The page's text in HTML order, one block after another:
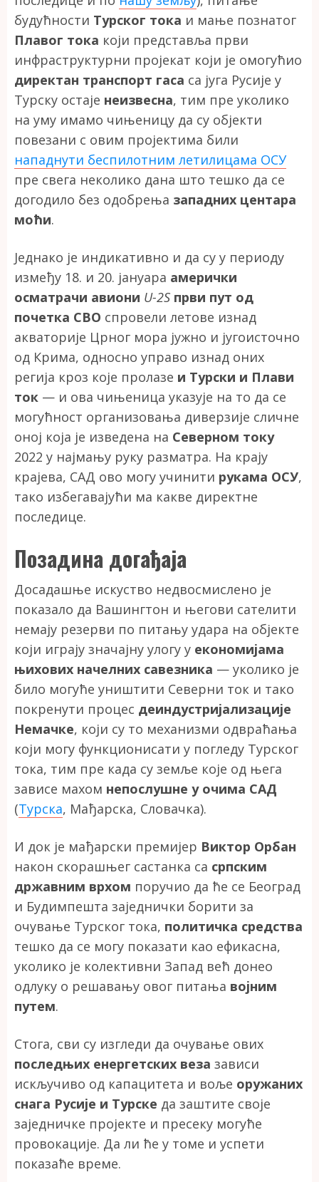
будућности Турског тока и мање познатог
Плавог тока који представља први
инфраструктурни пројекат који је омогућио
директан транспорт гаса са југа Русије у
Турску остаје неизвесна, тим пре уколико
на уму имамо чињеницу да су објекти
повезани с овим пројектима били
нападнути беспилотним летилицама ОСУ
пре свега неколико дана што тешко да се
догодило без одобрења западних центара
моћи.
Једнако је индикативно и да су у периоду
између 18. и 20. јануара амерички
осматрачи авиони U-2S први пут од
почетка СВО спровели летове изнад
акваторије Црног мора јужно и југоисточно
од Крима, односно управо изнад оних
регија кроз које пролазе и Турски и Плави
ток — и ова чињеница указује на то да се
могућност организовања диверзије сличне
оној која је изведена на Северном току
2022 у најмању руку разматра. На крају
крајева, САД ово могу учинити рукама ОСУ,
тако избегавајући ма какве директне
последице.
Позадина догађаја
Досадашње искуство недвосмислено је
показало да Вашингтон и његови сателити
немају резерви по питању удара на објекте
који играју значајну улогу у економијама
њихових начелних савезника — уколико је
било могуће уништити Северни ток и тако
покренути процес деиндустријализације
Немачке, који су то механизми одвраћања
који могу функционисати у погледу Турског
тока, тим пре када су земље које од њега
зависе махом непослушне у очима САД
(Турска, Мађарска, Словачка).
И док је мађарски премијер Виктор Орбан
након скорашњег састанка са српским
државним врхом поручио да ће се Београд
и Будимпешта заједнички борити за
очување Турског тока, политичка средства
тешко да се могу показати као ефикасна,
уколико је колективни Запад већ донео
одлуку о решавању овог питања војним
путем.
Стога, сви су изгледи да очување ових
последњих енергетских веза зависи
искључиво од капацитета и воље оружаних
снага Русије и Турске да заштите своје
заједничке пројекте и пресеку могуће
провокације. Да ли ће у томе и успети
показаће време.